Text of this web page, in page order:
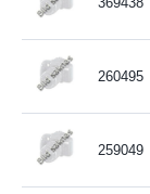
260495
259049